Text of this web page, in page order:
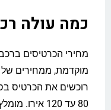
כמה עולה
רוכשים את הכרטיס
80 עד 120